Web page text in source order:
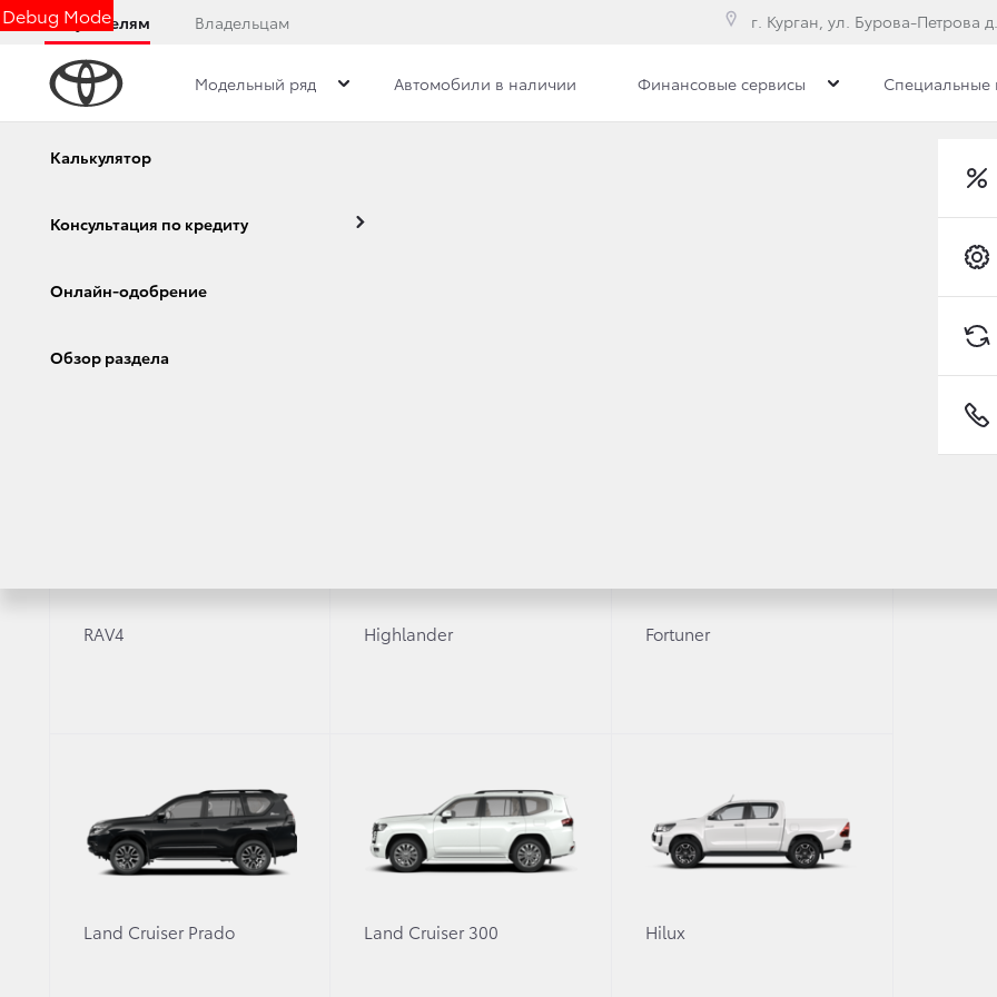
Debug Mode
Покупателям Владельцам г. Курган, ул. Бурова-Петрова
Модельный ряд
RAV4 Highlander Fortuner
Land Cruiser Prado Land Cruiser 300 Hilux
Автомобили в наличии Финансовые сервисы
Калькулятор
Консультация по кредиту
Онлайн-одобрение
Обзор раздела
Специальные
Дилерский центр
ИКОНЫ БЕЗДОРОЖЬЯ В НОВОМ СТАТУСЕ:
ОБНОВИЛА РАМНЫЕ ВНЕДОРOЖНИКИ
Рамные внедорожники Toyota Heavy Duty стали еще более современными и комфортными за
В экстерьере изменился дизайн решетки радиатора, переднего бампера, головной оптики и
светодиодных противотуманных фар и колесных дисков.
Топовый дизельный двигатель объемом 2,8 литра значительно усовершенствован: его мощность
Передняя и задняя подвески Toyota Hilux переработаны, что обеспечивает пикапу лучшую